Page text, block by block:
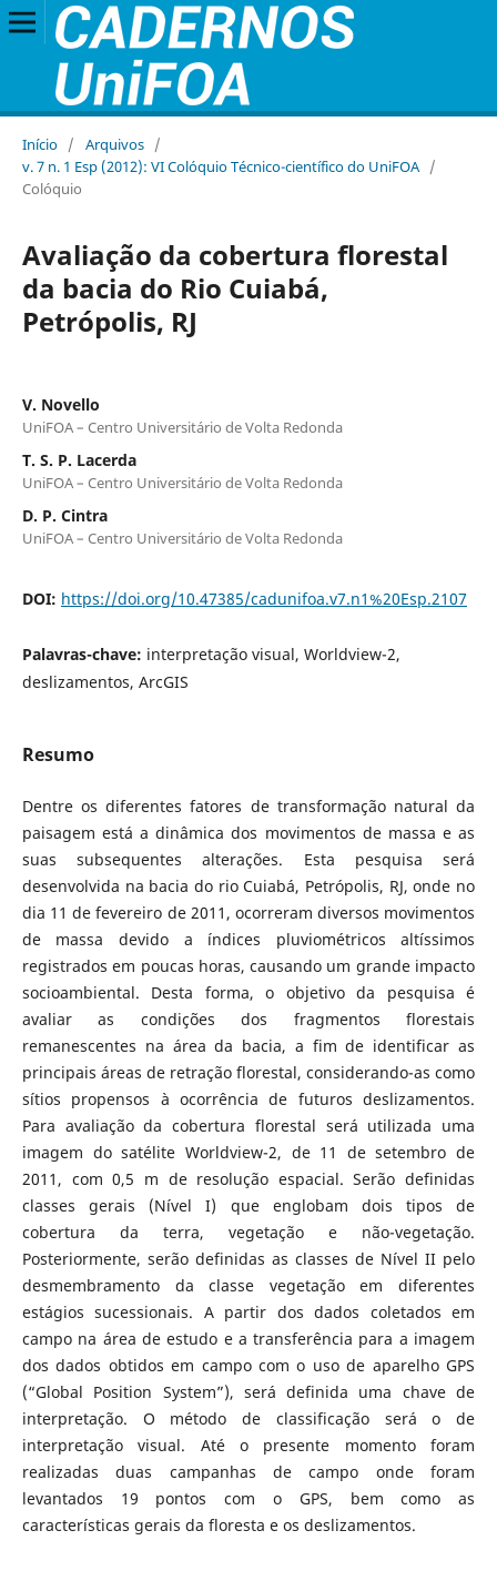
Início / Arquivos /
v. 7 n. 1 Esp (2012): VI Colóquio Técnico-científico do UniFOA /
Colóquio
Avaliação da cobertura florestal
da bacia do Rio Cuiabá,
Petrópolis, RJ
V. Novello
UniFOA – Centro Universitário de Volta Redonda
T. S. P. Lacerda
UniFOA – Centro Universitário de Volta Redonda
D. P. Cintra
UniFOA – Centro Universitário de Volta Redonda
DOI: https://doi.org/10.47385/cadunifoa.v7.n1%20Esp.2107
Palavras-chave: interpretação visual, Worldview-2,
deslizamentos, ArcGIS
Resumo
Dentre os diferentes fatores de transformação natural da
paisagem está a dinâmica dos movimentos de massa e as
suas subsequentes alterações. Esta pesquisa será
desenvolvida na bacia do rio Cuiabá, Petrópolis, RJ, onde no
dia 11 de fevereiro de 2011, ocorreram diversos movimentos
de massa devido a índices pluviométricos altíssimos
registrados em poucas horas, causando um grande impacto
socioambiental. Desta forma, o objetivo da pesquisa é
avaliar as condições dos fragmentos florestais
remanescentes na área da bacia, a fim de identificar as
principais áreas de retração florestal, considerando-as como
sítios propensos à ocorrência de futuros deslizamentos.
Para avaliação da cobertura florestal será utilizada uma
imagem do satélite Worldview-2, de 11 de setembro de
2011, com 0,5 m de resolução espacial. Serão definidas
classes gerais (Nível I) que englobam dois tipos de
cobertura da terra, vegetação e não-vegetação.
Posteriormente, serão definidas as classes de Nível II pelo
desmembramento da classe vegetação em diferentes
estágios sucessionais. A partir dos dados coletados em
campo na área de estudo e a transferência para a imagem
dos dados obtidos em campo com o uso de aparelho GPS
(“Global Position System”), será definida uma chave de
interpretação. O método de classificação será o de
interpretação visual. Até o presente momento foram
realizadas duas campanhas de campo onde foram
levantados 19 pontos com o GPS, bem como as
características gerais da floresta e os deslizamentos.